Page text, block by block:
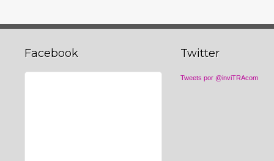
Facebook Twitter
Tweets por @inviTRAcom